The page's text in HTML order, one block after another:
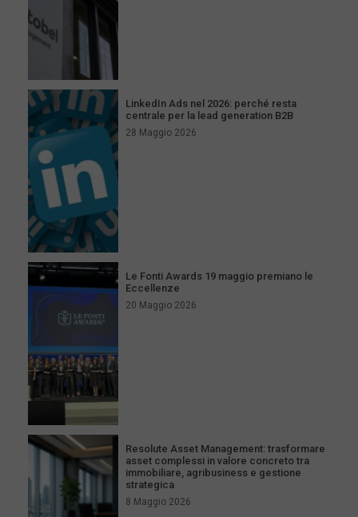
LinkedIn Ads nel 2026: perché resta
centrale per la lead generation B2B
28 Maggio 2026
Le Fonti Awards 19 maggio premiano le
Eccellenze
20 Maggio 2026
Resolute Asset Management: trasformare
asset complessi in valore concreto tra
immobiliare, agribusiness e gestione
strategica
8 Maggio 2026